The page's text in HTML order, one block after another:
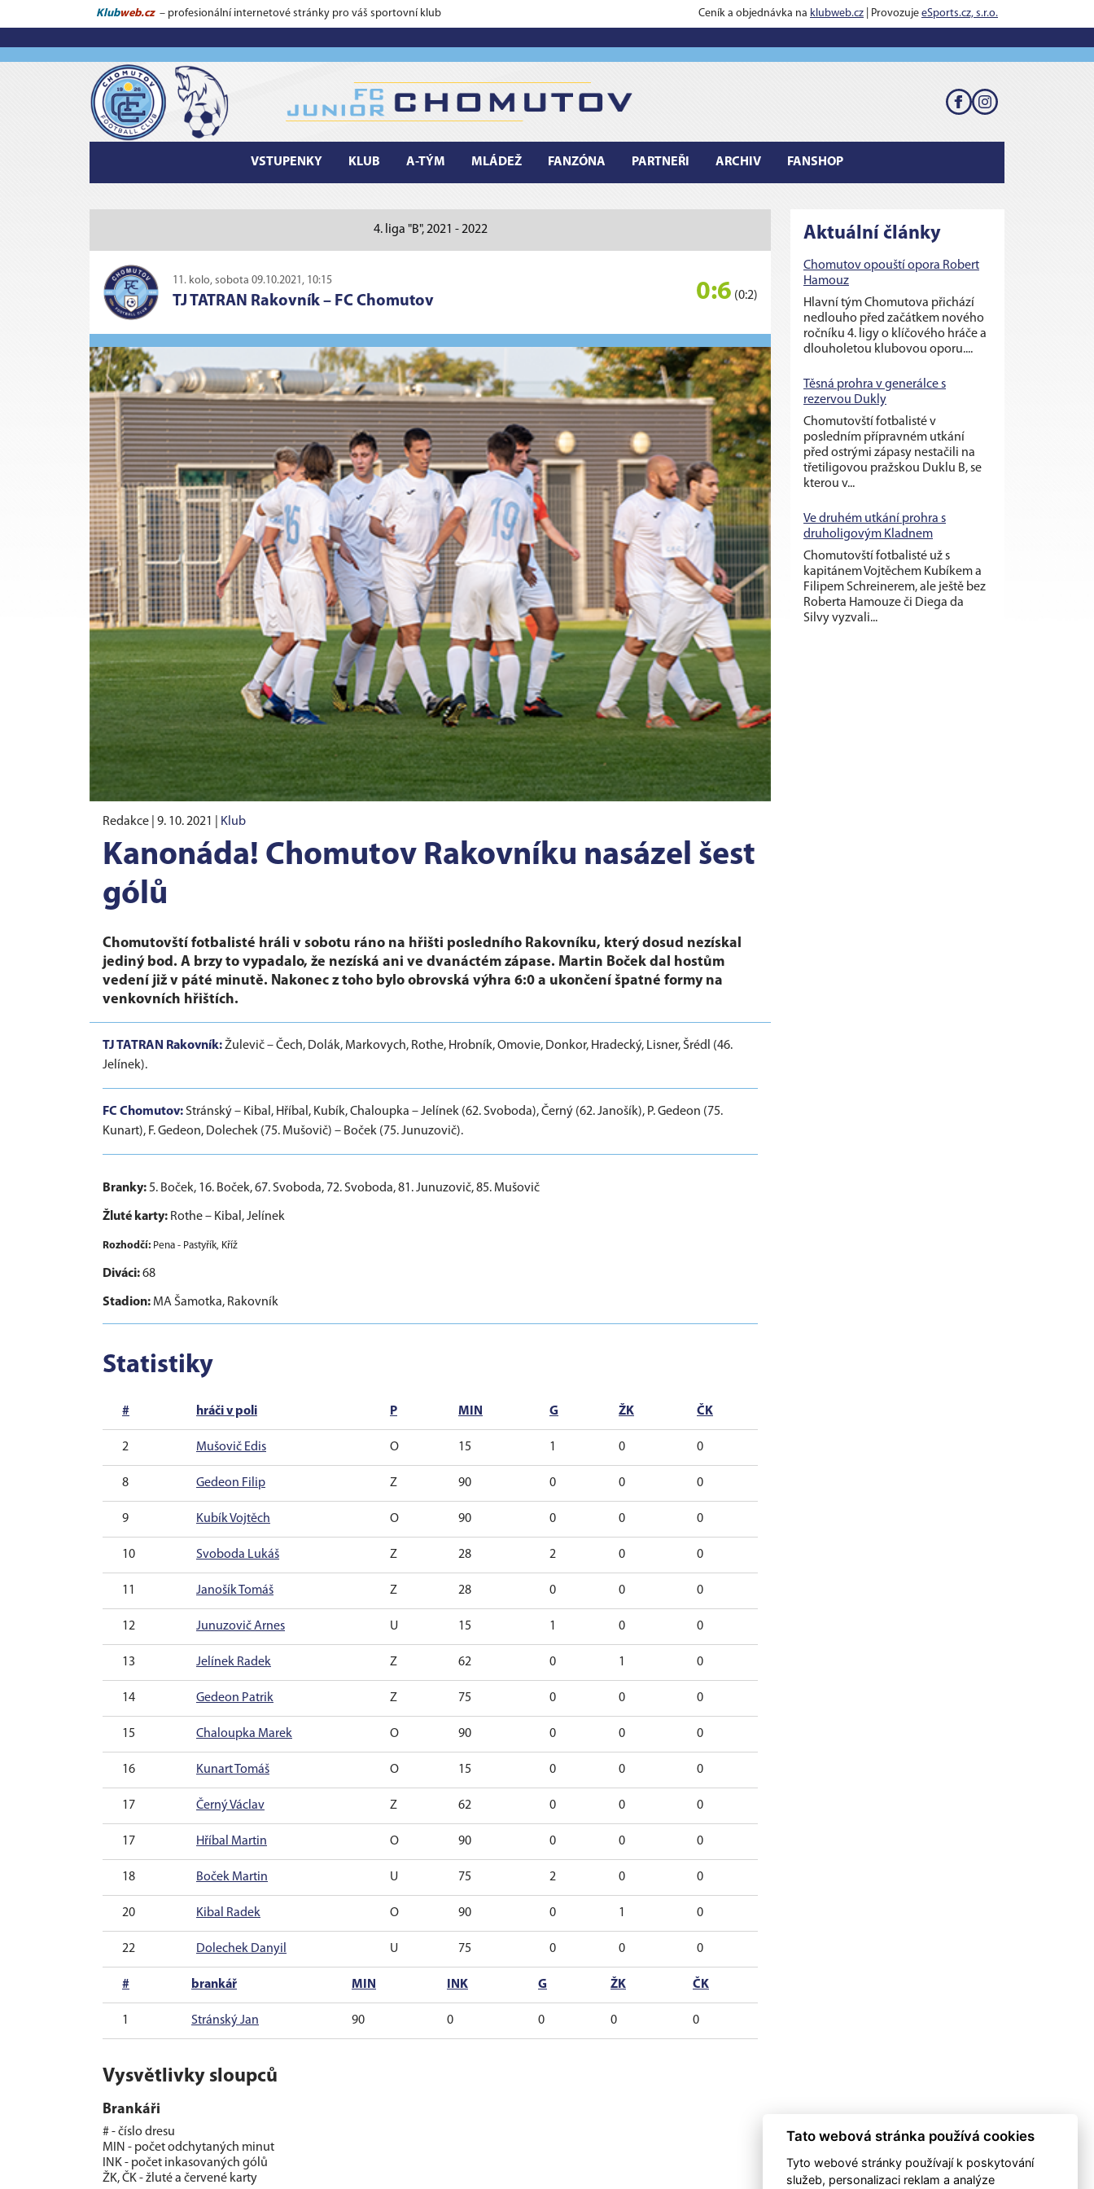
Klubweb.cz – profesionální internetové stránky pro váš sportovní klub Ceník a objednávka na klubweb.cz | Provozuje eSports.cz, s.r.o.
VSTUPENKY KLUB A-TÝM MLÁDEŽ FANZÓNA PARTNEŘI ARCHIV FANSHOP
4. liga "B", 2021 - 2022
11. kolo, sobota 09.10.2021, 10:15
TJ TATRAN Rakovník – FC Chomutov 0:6 (0:2)
Redakce | 9. 10. 2021 Klub
Kanonáda! Chomutov Rakovníku nasázel šest
gólů
Chomutovští fotbalisté hráli v sobotu ráno na hřišti posledního Rakovníku, který dosud nezískal
jediný bod. A brzy to vypadalo, že nezíská ani ve dvanáctém zápase. Martin Boček dal hostům
vedení již v páté minutě. Nakonec z toho bylo obrovská výhra 6:0 a ukončení špatné formy na
venkovních hřištích.
TJ TATRAN Rakovník:Žulevič – Čech, Dolák, Markovych, Rothe, Hrobník, Omovie, Donkor, Hradecký, Lisner, Šrédl (46.
Jelínek).
FC Chomutov: Stránský – Kibal, Hříbal, Kubík, Chaloupka – Jelínek (62. Svoboda), Černý (62. Janošík), P. Gedeon (75.
Kunart), F. Gedeon, Dolechek (75. Mušovič) – Boček (75. Junuzovič).
Branky:5. Boček, 16. Boček, 67. Svoboda, 72. Svoboda, 81. Junuzovič, 85. Mušovič
Žluté karty: Rothe – Kibal, Jelínek
Rozhodčí: Pena - Pastyřík, Kříž
Diváci:68
Stadion: MA Šamotka, Rakovník
Statistiky
# hráči v poli P MIN G ŽK ČK
2 Mušovič Edis O 15 1 0 0
8 Gedeon Filip Z 90 0 0 0
9 Kubík Vojtěch O 90 0 0 0
10 Svoboda Lukáš Z 28 2 0 0
11 Janošík Tomáš Z 28 0 0 0
12 Junuzovič Arnes U 15 1 0 0
13 Jelínek Radek Z 62 0 1 0
14 Gedeon Patrik Z 75 0 0 0
15 Chaloupka Marek O 90 0 0 0
16 Kunart Tomáš O 15 0 0 0
17 Černý Václav Z 62 0 0 0
17 Hříbal Martin O 90 0 0 0
18 Boček Martin U 75 2 0 0
20 Kibal Radek O 90 0 1 0
22 Dolechek Danyil U 75 0 0 0
# brankář MIN INK G ŽK ČK
1 Stránský Jan 90 0 0 0 0
Vysvětlivky sloupců
Brankáři
# - číslo dresu
MIN - počet odchytaných minut
INK - počet inkasovaných gólů
ŽK, ČK - žluté a červené karty
Aktuální články
Chomutov opouští opora Robert
Hamouz
Hlavní tým Chomutova přichází
nedlouho před začátkem nového
ročníku 4. ligy o klíčového hráče a
dlouholetou klubovou oporu....
Těsná prohra v generálce s
rezervou Dukly
Chomutovští fotbalisté v
posledním přípravném utkání
před ostrými zápasy nestačili na
třetiligovou pražskou Duklu B, se
kterou v...
Ve druhém utkání prohra s
druholigovým Kladnem
Chomutovští fotbalisté už s
kapitánem Vojtěchem Kubíkem a
Filipem Schreinerem, ale ještě bez
Roberta Hamouze či Diega da
Silvy vyzvali...
Tato webová stránka používá cookies
Tyto webové stránky používají k poskytování
služeb, personalizaci reklam a analýze